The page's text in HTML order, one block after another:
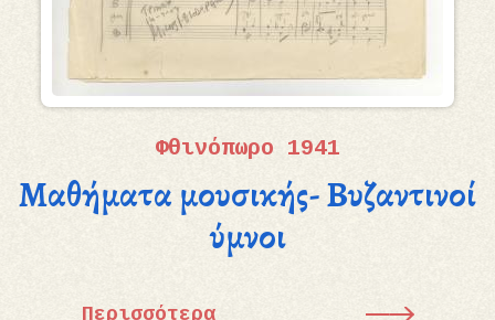
Φθινόπωρο 1941
Μαθήματα μουσικής- Βυζαντινοί
ύμνοι
Περισσότερα